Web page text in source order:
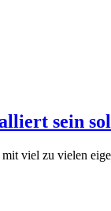
sein
viel zu vielen